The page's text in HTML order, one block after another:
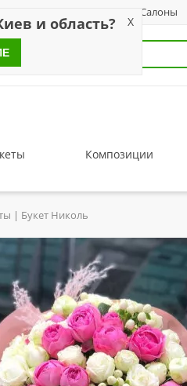
Салоны
Композиции
Букет Николь
и область? X